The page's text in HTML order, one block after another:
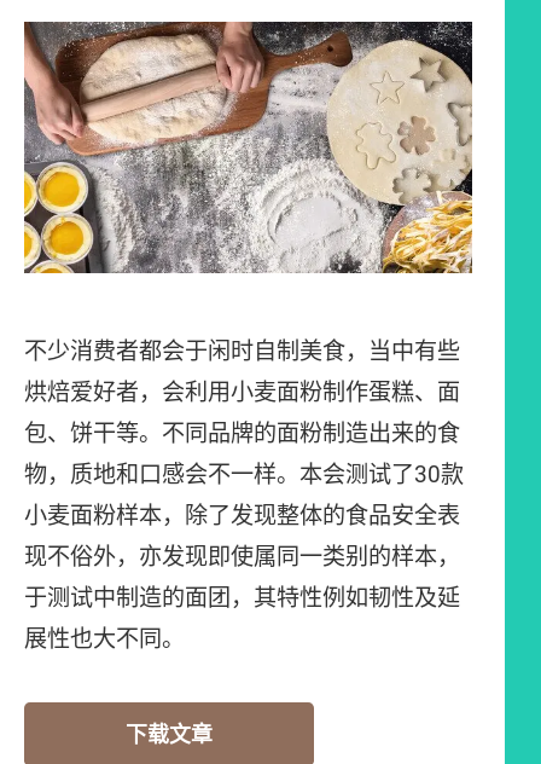
不少消费者都会于闲时自制美食，当中有些
烘焙爱好者，会利用小麦面粉制作蛋糕、面
包、饼干等。不同品牌的面粉制造出来的食
物，质地和口感会不一样。本会测试了30款
小麦面粉样本，除了发现整体的食品安全表
现不俗外，亦发现即使属同一类别的样本，
于测试中制造的面团，其特性例如韧性及延
展性也大不同。
下载文章